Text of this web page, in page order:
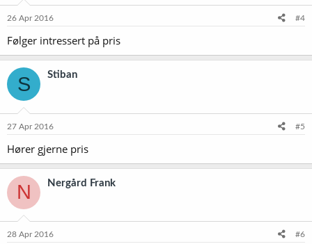
26 Apr 2016 #4
Følger intressert på pris
S Stiban
27 Apr 2016 #5
Hører gjerne pris
N Nergård Frank
28 Apr 2016 #6